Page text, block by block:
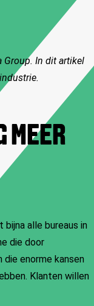
Group. In dit artikel
MEER
alle bureaus in
die door
enorme kansen
Klanten willen